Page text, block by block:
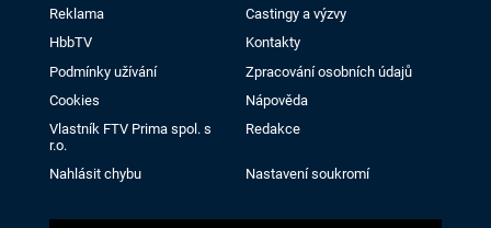
Reklama
Castingy a výzvy
HbbTV
Kontakty
Podmínky užívání
Zpracování osobních údajů
Cookies
Nápověda
Vlastník FTV Prima spol. s
r.o.
Redakce
Nahlásit chybu Nastavení soukromí